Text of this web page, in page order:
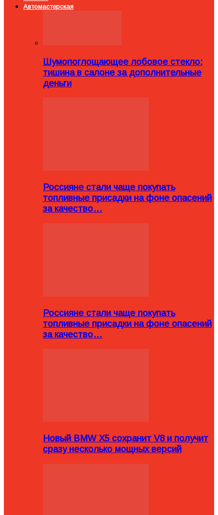
Автомастерская
Шумопоглощающее лобовое стекло:
тишина в салоне за дополнительные
деньги
Россияне стали чаще покупать
топливные присадки на фоне опасений
за качество…
Россияне стали чаще покупать
топливные присадки на фоне опасений
за качество…
Новый BMW X5 сохранит V8 и получит
сразу несколько мощных версий